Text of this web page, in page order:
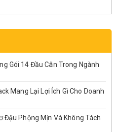
Gói 14 Đầu Cân Trong Ngành
Mang Lại Lợi Ích Gì Cho Doanh
Đậu Phộng Mịn Và Không Tách